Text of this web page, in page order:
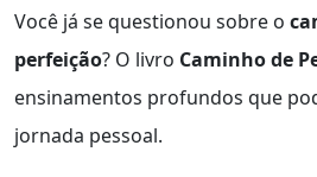
Você já se questionou sobre o
perfeição? O livro Caminho de
ensinamentos profundos que
jornada pessoal.